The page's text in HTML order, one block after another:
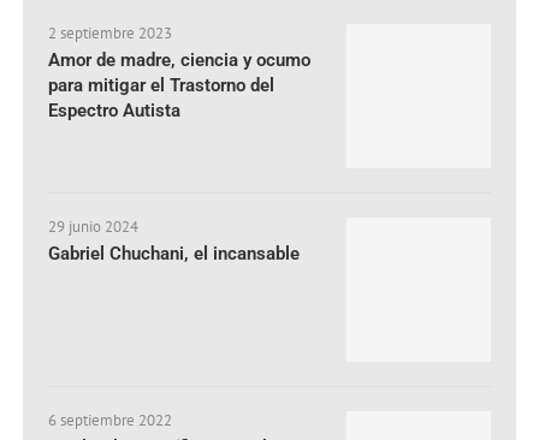
2 septiembre 2023
Amor de madre, ciencia y ocumo
para mitigar el Trastorno del
Espectro Autista
29 junio 2024
Gabriel Chuchani, el incansable
6 septiembre 2022